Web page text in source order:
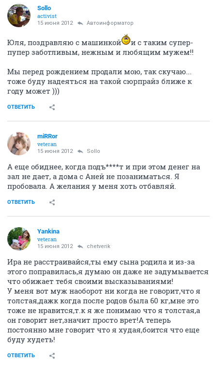
Sollo
activist
15 июня 2012 Автоинформатор
Юля, поздравляю с машинкой
и с таким супер-
пупер заботливым, нежным и любящим мужем!!
Мы перед рождением продали мою, так скучаю...
тоже буду надеяться на такой сюрпрайз ближе к
году может )))
ОТВЕТИТЬ
miRRor
veteran
15 июня 2012 Sollo
А еще обиднее, когда подъ****т и при этом денег на
зал не дает, а дома с Аней не позаниматься. Я
пробовала. А желания у меня хоть отбавляй.
ОТВЕТИТЬ
Yankina
veteran
15 июня 2012 chetverik
Ира не расстраивайся,ты ему сына родила и из-за
этого поправилась,я думаю он даже не задумывается
что обижает тебя своими высказываниями!
У меня вот муж наоборот ни когда не говорит,что я
толстая,дажк когда после родов была 60 кг,мне это
тоже не нравится,т.к я же понимаю что я толстая,а
он говорит нет,значит просто врет!А теперь
постоянно мне говорит что я худая,боится что еще
буду худеть!
ОТВЕТИТЬ